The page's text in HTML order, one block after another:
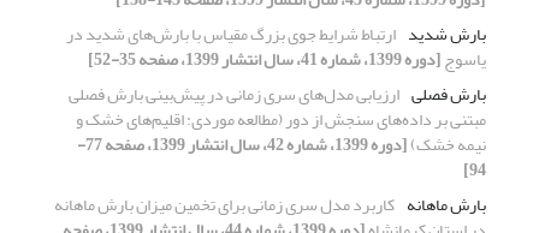
بارش شدید ارتباط شرایط جوی بزرگ مقیاس با بارش‌های شدید در
یاسوج[دوره 1399، شماره 41، سال انتشار 1399، صفحه 35-52]
بارش فصلی ارزیابی مدل‌های سری زمانی در پیش‌بینی بارش فصلی
مبتنی بر داده‌های سنجش از دور (مطالعه موردی: اقلیم‌های خشک و
نیمه خشک) [دوره 1399، شماره 42، سال انتشار 1399، صفحه 77-
94]
بارش ماهانه کاربرد مدل سری زمانی برای تخمین میزان بارش ماهانه